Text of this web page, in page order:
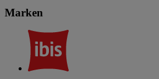
Marken